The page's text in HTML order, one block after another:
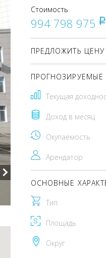
Стоимость
994 798 975
ПРЕДЛОЖИТЬ ЦЕНУ
Текущая
Доход в месяц
Окупаемость
Арендатор
ОСНОВНЫЕ
Тип
Площадь
Округ